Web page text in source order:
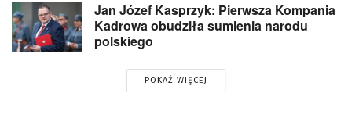
Jan Józef Kasprzyk: Pierwsza Kompania
Kadrowa obudziła sumienia narodu
polskiego
POKAŻ WIĘCEJ